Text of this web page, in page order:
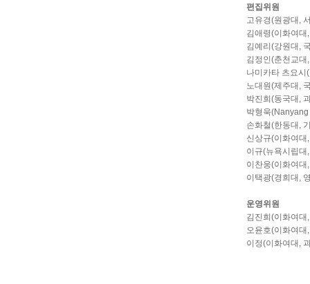
편집위원
고유경(원광대 ,
김애령(이화여대
김예리 (강원대 ,
김정인(춘천교대
나미카타 츠요시 (
노대원(제주대 ,
박진희 (동국대 ,
박형욱
손화철(한동대 ,
신상규(이화여대
이규(뉴욕시립대
이찬웅(이화여대
이택광(경희대 ,
운영위원
김진희 (이화여대
오윤호(이화여대
이정(이화여대 ,